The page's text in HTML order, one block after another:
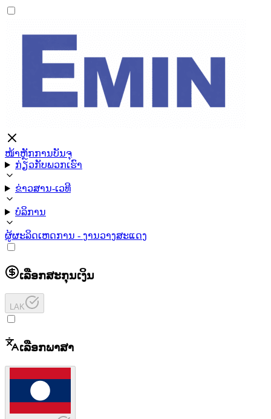
ໜ້າຫຼັກການບັນຈຸ
ກ່ຽວກັບພວກເຮົາ
ຂ່າວສານ-ເວທີ
ບໍລິການ
ຜູ້ຜະລິດເຫດການ - ງານວາງສະແດງ
ເລືອກສະກຸນເງິນ
LAK
ເລືອກພາສາ